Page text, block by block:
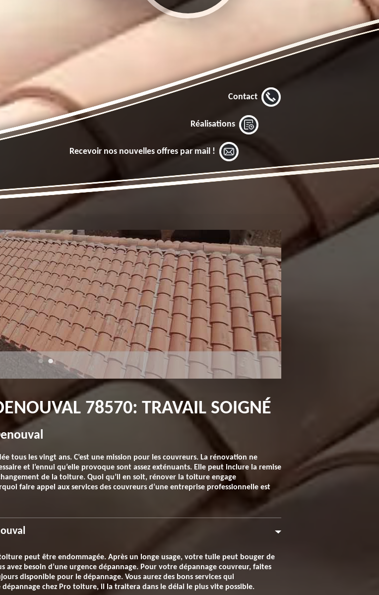
Contact
Réalisations
Recevoir nos nouvelles offres par mail !
78570: TRAVAIL SOIGNÉ
tous les vingt ans. C’est une mission pour les couvreurs. La rénovation ne
et l’ennui qu’elle provoque sont assez exténuants. Elle peut inclure la remise
de la toiture. Quoi qu’il en soit, rénover la toiture engage
faire appel aux services des couvreurs d’une entreprise professionnelle est
peut être endommagée. Après un longe usage, votre tuile peut bouger de
avez besoin d’une urgence dépannage. Pour votre dépannage couvreur, faites
disponible pour le dépannage. Vous aurez des bons services qui
chez Pro toiture, il la traitera dans le délai le plus vite possible.